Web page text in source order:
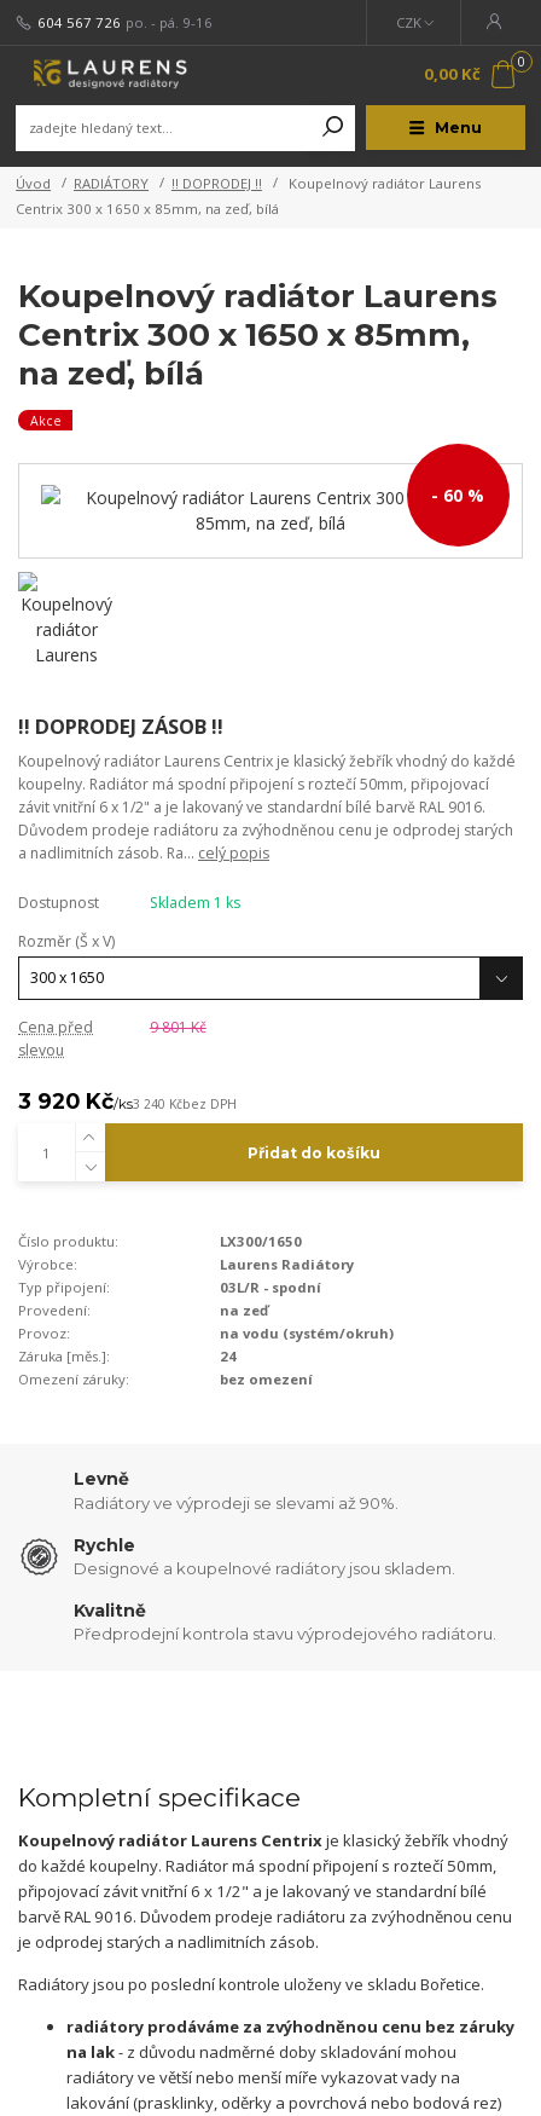
Menu
CZK
604 567 726 po. - pá. 9-16
0
0,00 Kč
Úvod RADIÁTORY !! DOPRODEJ !!
Koupelnový radiátor Laurens
Centrix 300 x 1650 x 85mm, na zeď, bílá
Koupelnový radiátor Laurens
Centrix 300 x 1650 x 85mm,
na zeď, bílá
Akce
- 60 %
!! DOPRODEJ ZÁSOB !!
Koupelnový radiátor Laurens Centrix je klasický žebřík vhodný do každé
koupelny. Radiátor má spodní připojení s roztečí 50mm, připojovací
závit vnitřní 6 x 1/2" a je lakovaný ve standardní bílé barvě RAL 9016.
Důvodem prodeje radiátoru za zvýhodněnou cenu je odprodej starých
a nadlimitních zásob. Ra... celý popis
Dostupnost
Skladem 1 ks
Rozměr (Š x V)
Cena před
slevou
9 801 Kč
3 920 Kč/ks3 240 Kčbez DPH
Přidat do košíku
Číslo produktu:
LX300/1650
Výrobce:
Laurens Radiátory
Typ připojení:
03L/R - spodní
Provedení:
na zeď
Provoz:
na vodu (systém/okruh)
Záruka [měs.]:
24
Omezení záruky:
bez omezení
Levně
Radiátory ve výprodeji se slevami až 90%.
Rychle
Designové a koupelnové radiátory jsou skladem.
Kvalitně
Předprodejní kontrola stavu výprodejového radiátoru.
Kompletní specifikace
Koupelnový radiátor Laurens Centrixje klasický žebřík vhodný
do každé koupelny. Radiátor má spodní připojení s roztečí 50mm,
připojovací závit vnitřní 6 x 1/2" a je lakovaný ve standardní bílé
barvě RAL 9016. Důvodem prodeje radiátoru za zvýhodněnou cenu
je odprodej starých a nadlimitních zásob.
Radiátory jsou po poslední kontrole uloženy ve skladu Bořetice.
radiátory prodáváme za zvýhodněnou cenu bez záruky
na lak- z důvodu nadměrné doby skladování mohou
radiátory ve větší nebo menší míře vykazovat vady na
lakování (prasklinky, oděrky a povrchová nebo bodová rez)